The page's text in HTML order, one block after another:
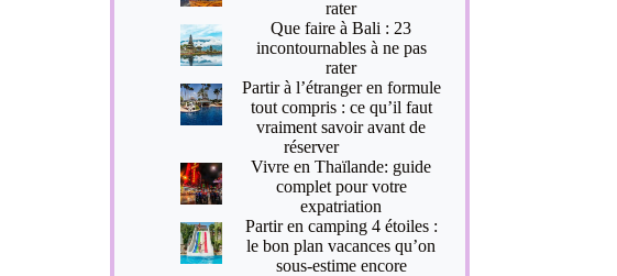
rater
Que faire à Bali : 23
incontournables à ne pas
rater
Partir à l’étranger en formule
tout compris : ce qu’il faut
vraiment savoir avant de
réserver
Vivre en Thaïlande: guide
complet pour votre
expatriation
Partir en camping 4 étoiles :
le bon plan vacances qu’on
sous-estime encore